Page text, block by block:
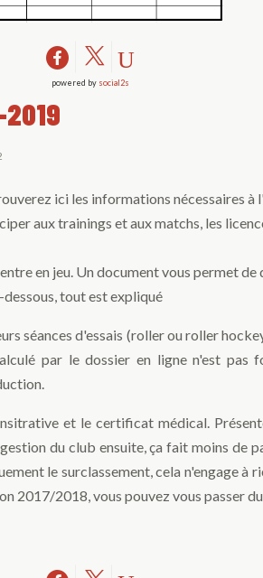
powered by social2s
2019
ici les informations nécessaires à
aux trainings et aux matchs, les
en jeu. Un document vous permet
tout est expliqué
séances d'essais (roller ou roller
par le dossier en ligne n'est pas
et le certificat médical.
du club ensuite, ça fait moins de
le surclassement, cela n'engage à
2017/2018, vous pouvez vous passer